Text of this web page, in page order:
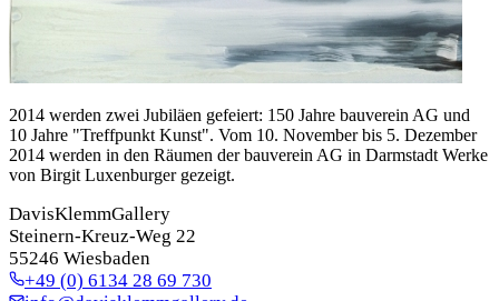
2014 werden zwei Jubiläen gefeiert: 150 Jahre bauverein AG und
10 Jahre "Treffpunkt Kunst". Vom 10. November bis 5. Dezember
2014 werden in den Räumen der bauverein AG in Darmstadt Werke
von Birgit Luxenburger gezeigt.
DavisKlemmGallery
Steinern-Kreuz-Weg 22
55246 Wiesbaden
+49 (0) 6134 28 69 730